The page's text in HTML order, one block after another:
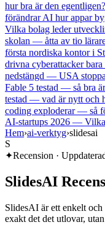
hur bra är den egentligen?
förändrar AI hur appar
Vilka bolag leder
skolan — åtta av tio
första nordiska kontor i
drivna cyberattacker
nedstängd — USA
Fable 5 testad — så bra
testad — vad är nytt och
coding exploderar — så
AI-startups 2026 —
Hem›ai-verktyg›slidesai
S
✦Recension ·
SlidesAI
SlidesAI är ett enkelt
exakt det det utlovar,